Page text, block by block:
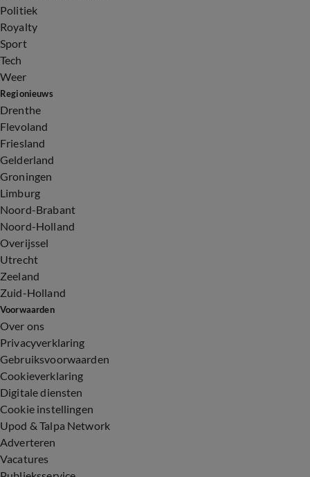
Politiek
Royalty
Sport
Tech
Weer
Regionieuws
Drenthe
Flevoland
Friesland
Gelderland
Groningen
Limburg
Noord-Brabant
Noord-Holland
Overijssel
Utrecht
Zeeland
Zuid-Holland
Voorwaarden
Over ons
Privacyverklaring
Gebruiksvoorwaarden
Cookieverklaring
Digitale diensten
Cookie instellingen
Upod & Talpa Network
Adverteren
Vacatures